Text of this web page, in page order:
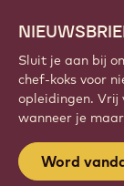
Sluit je aan bij
chef-koks voor
opleidingen. Vrij
wanneer je
Word